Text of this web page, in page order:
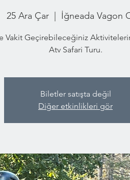
25 Ara Çar İğneada Vagon
Vakit Geçirebileceğiniz
Atv Safari Turu.
Biletler satışta değil
Diğer etkinlikleri gör